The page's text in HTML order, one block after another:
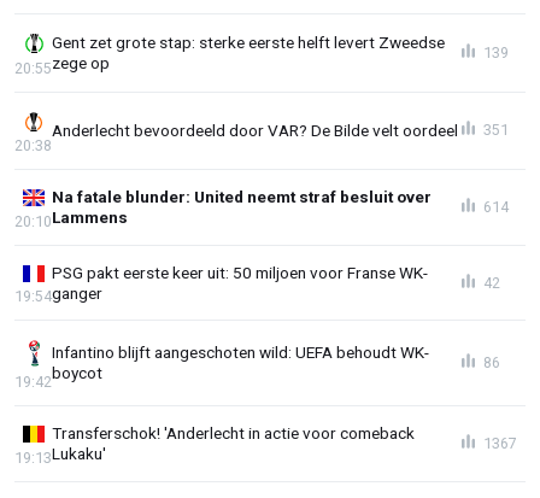
Gent zet grote stap: sterke eerste helft levert Zweedse
zege op
20:55
139
Anderlecht bevoordeeld door VAR? De Bilde velt oordeel
20:38
351
Na fatale blunder: United neemt straf besluit over
Lammens
20:10
614
PSG pakt eerste keer uit: 50 miljoen voor Franse WK-
ganger
19:54
42
Infantino blijft aangeschoten wild: UEFA behoudt WK-
boycot
19:42
86
Transferschok! 'Anderlecht in actie voor comeback
Lukaku'
19:13
1367